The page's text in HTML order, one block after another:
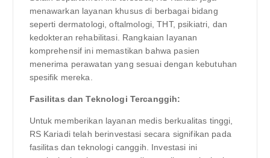
menawarkan layanan khusus di berbagai bidang
seperti dermatologi, oftalmologi, THT, psikiatri, dan
kedokteran rehabilitasi. Rangkaian layanan
komprehensif ini memastikan bahwa pasien
menerima perawatan yang sesuai dengan kebutuhan
spesifik mereka.
Fasilitas dan Teknologi Tercanggih:
Untuk memberikan layanan medis berkualitas tinggi,
RS Kariadi telah berinvestasi secara signifikan pada
fasilitas dan teknologi canggih. Investasi ini